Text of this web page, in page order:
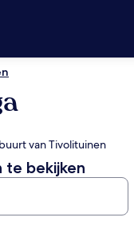
van Tivolituinen
te bekijken